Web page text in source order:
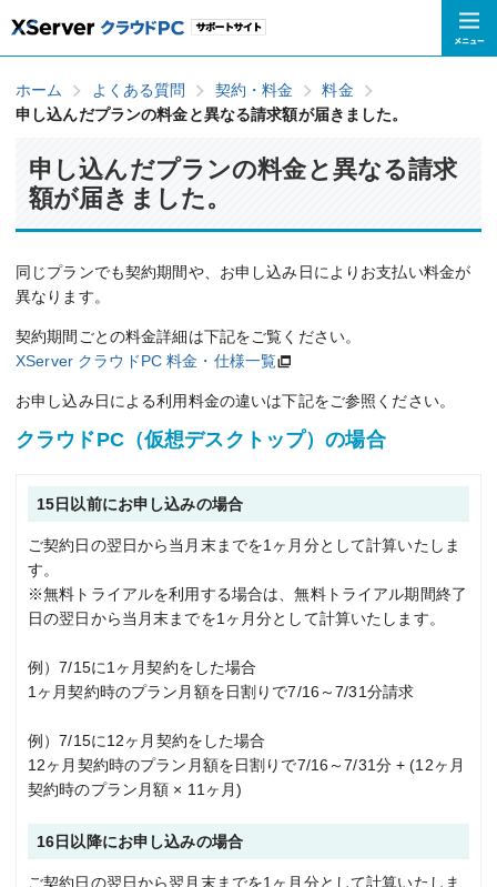
ホーム よくある質問 契約・料金
料金
申し込んだプランの料金と異なる請求額が届きました。
申し込んだプランの料金と異なる請求
額が届きました。
同じプランでも契約期間や、お申し込み日によりお支払い料金が
異なります。
契約期間ごとの料金詳細は下記をご覧ください。
XServer クラウドPC 料金・仕様一覧
お申し込み日による利用料金の違いは下記をご参照ください。
クラウドPC（仮想デスクトップ）の場合
15日以前にお申し込みの場合
ご契約日の翌日から当月末までを1ヶ月分として計算いたしま
す。
※無料トライアルを利用する場合は、無料トライアル期間終了
日の翌日から当月末までを1ヶ月分として計算いたします。
例）7/15に1ヶ月契約をした場合
1ヶ月契約時のプラン月額を日割りで7/16～7/31分請求
例）7/15に12ヶ月契約をした場合
12ヶ月契約時のプラン月額を日割りで7/16～7/31分 + (12ヶ月
契約時のプラン月額 × 11ヶ月)
16日以降にお申し込みの場合
ご契約日の翌日から翌月末までを1ヶ月分として計算いたしま